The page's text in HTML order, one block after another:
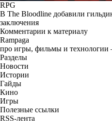
RPG
В The Bloodline добавили
заключения
Комментарии к материалу
Rampaga
про игры, фильмы и технологии
Разделы
Новости
Истории
Гайды
Кино
Игры
Полезные ссылки
RSS-лента